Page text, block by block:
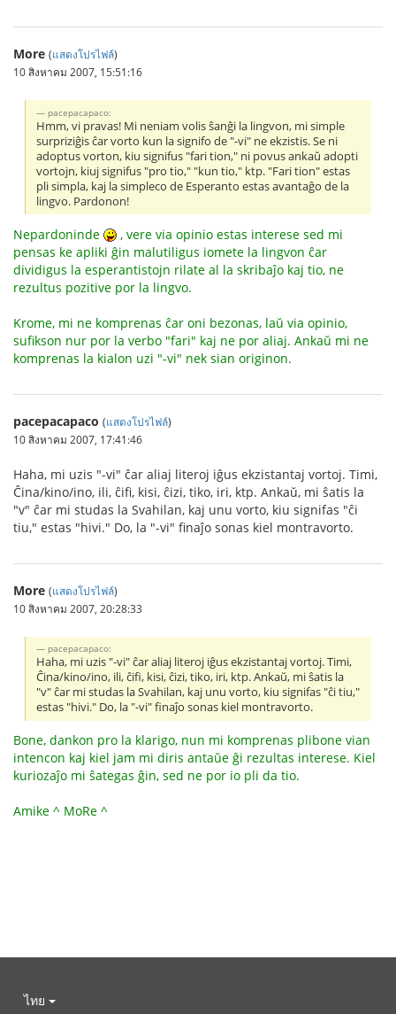
More (แสดงโปรไฟล์)
10 สิงหาคม 2007, 15:51:16
pacepacapaco:
Hmm, vi pravas! Mi neniam volis ŝanĝi la lingvon, mi simple
surpriziĝis ĉar vorto kun la signifo de "-vi" ne ekzistis. Se ni
adoptus vorton, kiu signifus "fari tion," ni povus ankaŭ adopti
vortojn, kiuj signifus "pro tio," "kun tio," ktp. "Fari tion" estas
pli simpla, kaj la simpleco de Esperanto estas avantaĝo de la
lingvo. Pardonon!
Nepardoninde
, vere via opinio estas interese sed mi
pensas ke apliki ĝin malutiligus iomete la lingvon ĉar
dividigus la esperantistojn rilate al la skribaĵo kaj tio, ne
rezultus pozitive por la lingvo.
Krome, mi ne komprenas ĉar oni bezonas, laŭ via opinio,
sufikson nur por la verbo "fari" kaj ne por aliaj. Ankaŭ mi ne
komprenas la kialon uzi "-vi" nek sian originon.
pacepacapaco (แสดงโปรไฟล์)
10 สิงหาคม 2007, 17:41:46
Haha, mi uzis "-vi" ĉar aliaj literoj iĝus ekzistantaj vortoj. Timi,
Ĉina/kino/ino, ili, ĉifi, kisi, ĉizi, tiko, iri, ktp. Ankaŭ, mi ŝatis la
"v" ĉar mi studas la Svahilan, kaj unu vorto, kiu signifas "ĉi
tiu," estas "hivi." Do, la "-vi" finaĵo sonas kiel montravorto.
More (แสดงโปรไฟล์)
10 สิงหาคม 2007, 20:28:33
pacepacapaco:
Haha, mi uzis "-vi" ĉar aliaj literoj iĝus ekzistantaj vortoj. Timi,
Ĉina/kino/ino, ili, ĉifi, kisi, ĉizi, tiko, iri, ktp. Ankaŭ, mi ŝatis la
"v" ĉar mi studas la Svahilan, kaj unu vorto, kiu signifas "ĉi tiu,"
estas "hivi." Do, la "-vi" finaĵo sonas kiel montravorto.
Bone, dankon pro la klarigo, nun mi komprenas plibone vian
intencon kaj kiel jam mi diris antaŭe ĝi rezultas interese. Kiel
kuriozaĵo mi ŝategas ĝin, sed ne por io pli da tio.
Amike ^ MoRe ^
ไทย